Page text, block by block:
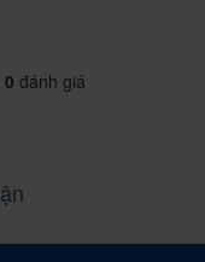
0 đánh giá